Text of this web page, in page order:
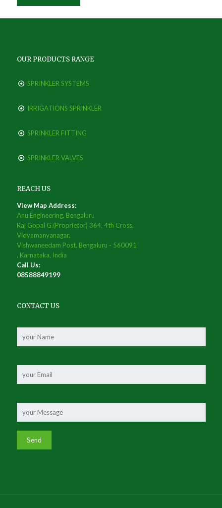
OUR PRODUCTS RANGE
SPRINKLER SYSTEMS
IRRIGATIONS SPRINKLER
SPRINKLER FITTING
SPRINKLER VALVES
REACH US
View Map Address:
Anu Engineering, Bengaluru
Raj Gopal G.(Proprietor) 364, 4th Cross,
Vidyamanyanagar,
Vishwaneedam Post, Bengaluru - 560091
, Karnataka, India
Call Us:
08588849199
CONTACT US